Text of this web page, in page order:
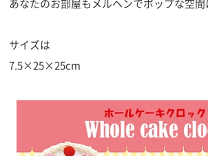
あなたのお部屋もメルヘンでポップな空
サイズは
7.5×25×25cm